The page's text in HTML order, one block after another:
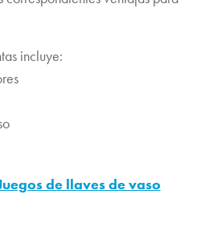
incluye:
de llaves de vaso